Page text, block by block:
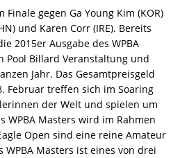
Finale gegen Ga Young Kim (KOR)
und Karen Corr (IRE). Bereits
2015er Ausgabe des WPBA
Pool Billard Veranstaltung und
Jahr. Das Gesamtpreisgeld
Februar treffen sich im Soaring
der Welt und spielen um
WPBA Masters wird im Rahmen
Open sind eine reine Amateur
Masters ist eines von drei